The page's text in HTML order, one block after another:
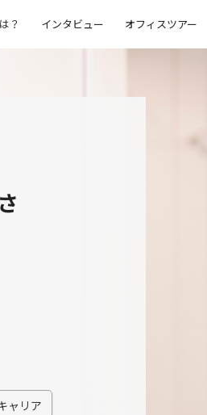
？ インタビュー オフィスツアー
ャリア